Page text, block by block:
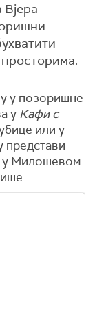
просторима.
у позоришне
у Кафи с
или у
представи
у Милошевом